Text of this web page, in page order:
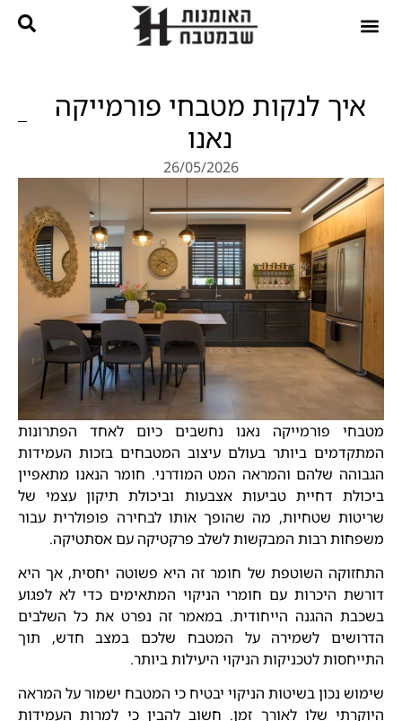
איך לנקות מטבחי פורמייקה
נאנו
26/05/2026
מטבחי פורמייקה נאנו נחשבים כיום לאחד הפתרונות
המתקדמים ביותר בעולם עיצוב המטבחים בזכות העמידות
הגבוהה שלהם והמראה המט המודרני. חומר הנאנו מתאפיין
ביכולת דחיית טביעות אצבעות וביכולת תיקון עצמי של
שריטות שטחיות, מה שהופך אותו לבחירה פופולרית עבור
משפחות רבות המבקשות לשלב פרקטיקה עם אסתטיקה.
התחזוקה השוטפת של חומר זה היא פשוטה יחסית, אך היא
דורשת היכרות עם חומרי הניקוי המתאימים כדי לא לפגוע
בשכבת ההגנה הייחודית. במאמר זה נפרט את כל השלבים
הדרושים לשמירה על המטבח שלכם במצב חדש, תוך
התייחסות לטכניקות הניקוי היעילות ביותר.
שימוש נכון בשיטות הניקוי יבטיח כי המטבח ישמור על המראה
היוקרתי שלו לאורך זמן. חשוב להבין כי למרות העמידות